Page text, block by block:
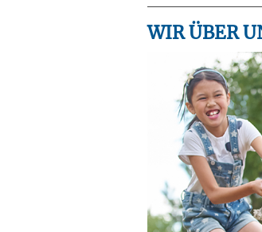
WIR ÜBER